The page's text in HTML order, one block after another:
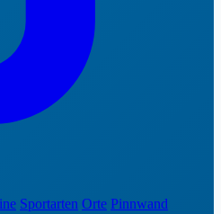
Sportarten Orte Pinnwand